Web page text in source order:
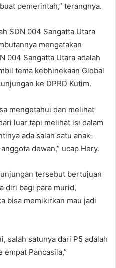
pemerintah,” terangnya.
SDN 004 Sangatta Utara
mengatakan
004 Sangatta Utara adalah
tema kebhinekaan Global
ke DPRD Kutim.
mengetahui dan melihat
luar tapi melihat isi dalam
ada salah satu anak-
dewan,” ucap Hery.
tersebut bertujuan
diri bagi para murid,
bisa memikirkan mau jadi
salah satunya dari P5 adalah
Pancasila,”